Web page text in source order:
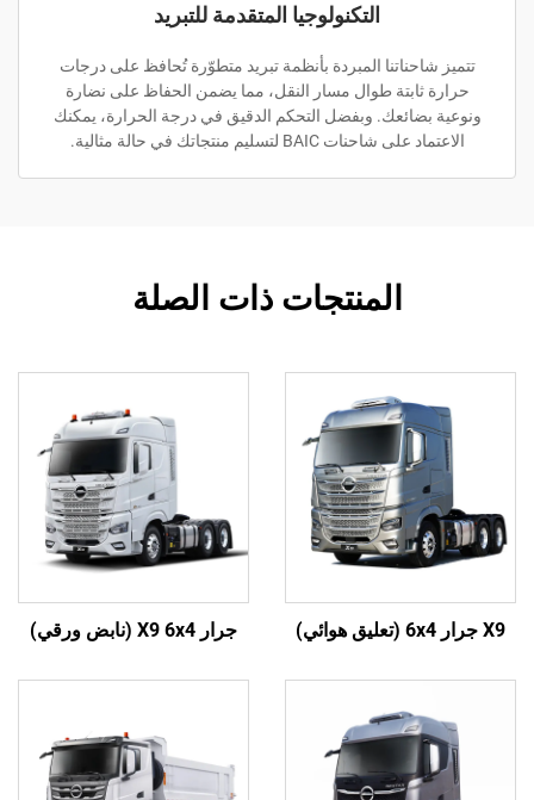
التكنولوجيا المتقدمة للتبريد
تتميز شاحناتنا المبردة بأنظمة تبريد متطوّرة تُحافظ على درجات
حرارة ثابتة طوال مسار النقل، مما يضمن الحفاظ على نضارة
ونوعية بضائعك. وبفضل التحكم الدقيق في درجة الحرارة، يمكنك
الاعتماد على شاحنات BAIC لتسليم منتجاتك في حالة مثالية.
المنتجات ذات الصلة
X9 جرار 6x4 (تعليق هوائي) جرار X9 6x4 (نابض ورقي)